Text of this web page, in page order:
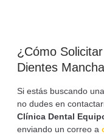
¿Cómo
Dientes
Si estás buscando
no dudes en
Clínica Dental
enviando un correo a